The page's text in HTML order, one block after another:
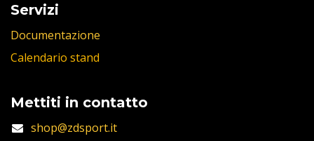
Servizi
Documentazione
Calendario stand
Mettiti in contatto
shop@zdsport.it